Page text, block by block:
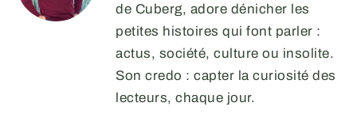
de Cuberg, adore dénicher les
petites histoires qui font parler :
actus, société, culture ou insolite.
Son credo : capter la curiosité des
lecteurs, chaque jour.